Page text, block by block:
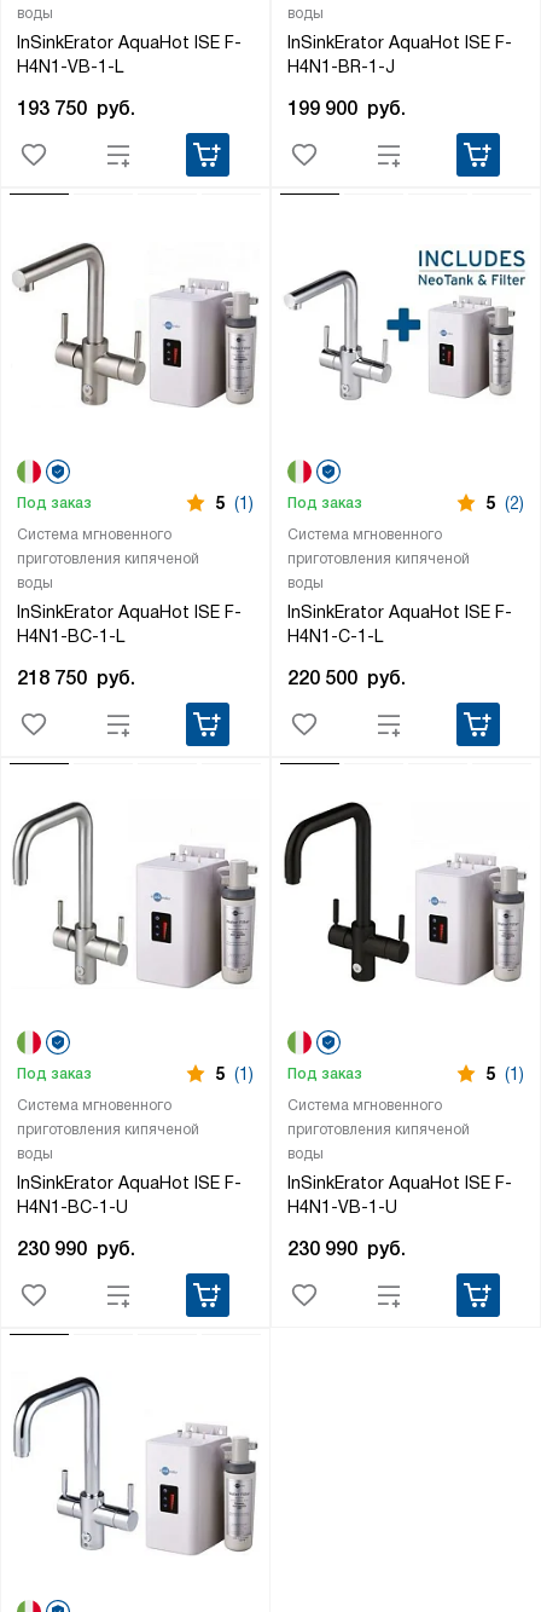
воды
InSinkErator AquaHot ISE F-
H4N1-VB-1-L
193 750 руб.
воды
InSinkErator AquaHot ISE F-
H4N1-BR-1-J
199 900 руб.
Система мгновенного
приготовления кипяченой
воды
InSinkErator AquaHot ISE F-
H4N1-BC-1-L
Под заказ 5 (1)
218 750 руб.
Система мгновенного
приготовления кипяченой
воды
InSinkErator AquaHot ISE F-
H4N1-C-1-L
Под заказ 5 (2)
220 500 руб.
Система мгновенного
приготовления кипяченой
воды
InSinkErator AquaHot ISE F-
H4N1-BC-1-U
Под заказ 5 (1)
230 990 руб.
Система мгновенного
приготовления кипяченой
воды
InSinkErator AquaHot ISE F-
H4N1-VB-1-U
Под заказ 5 (1)
230 990 руб.